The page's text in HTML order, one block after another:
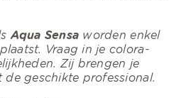
Aqua Sensa worden enkel
Vraag in je colora-
Zij brengen je
geschikte professional.